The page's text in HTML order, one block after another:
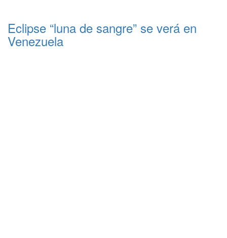
Eclipse “luna de sangre” se verá en
Venezuela